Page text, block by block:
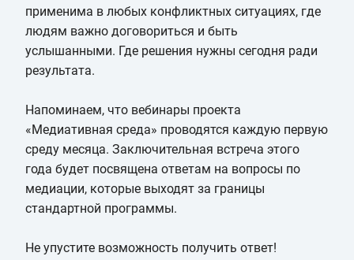
применима в любых конфликтных ситуациях, где
людям важно договориться и быть
услышанными. Где решения нужны сегодня ради
результата.
Напоминаем, что вебинары проекта
«Медиативная среда» проводятся каждую первую
среду месяца. Заключительная встреча этого
года будет посвящена ответам на вопросы по
медиации, которые выходят за границы
стандартной программы.
Не упустите возможность получить ответ!